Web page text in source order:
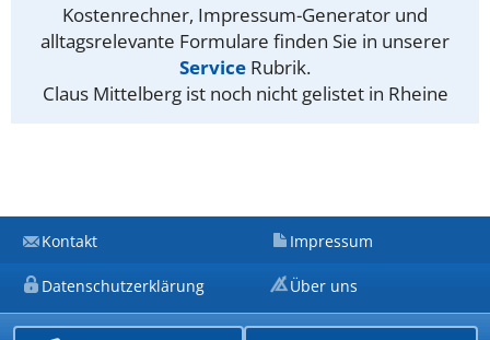
Kostenrechner, Impressum-Generator und
alltagsrelevante Formulare finden Sie in unserer
Service Rubrik.
Claus Mittelberg ist noch nicht gelistet in Rheine
Kontakt Impressum
Datenschutzerklärung Über uns